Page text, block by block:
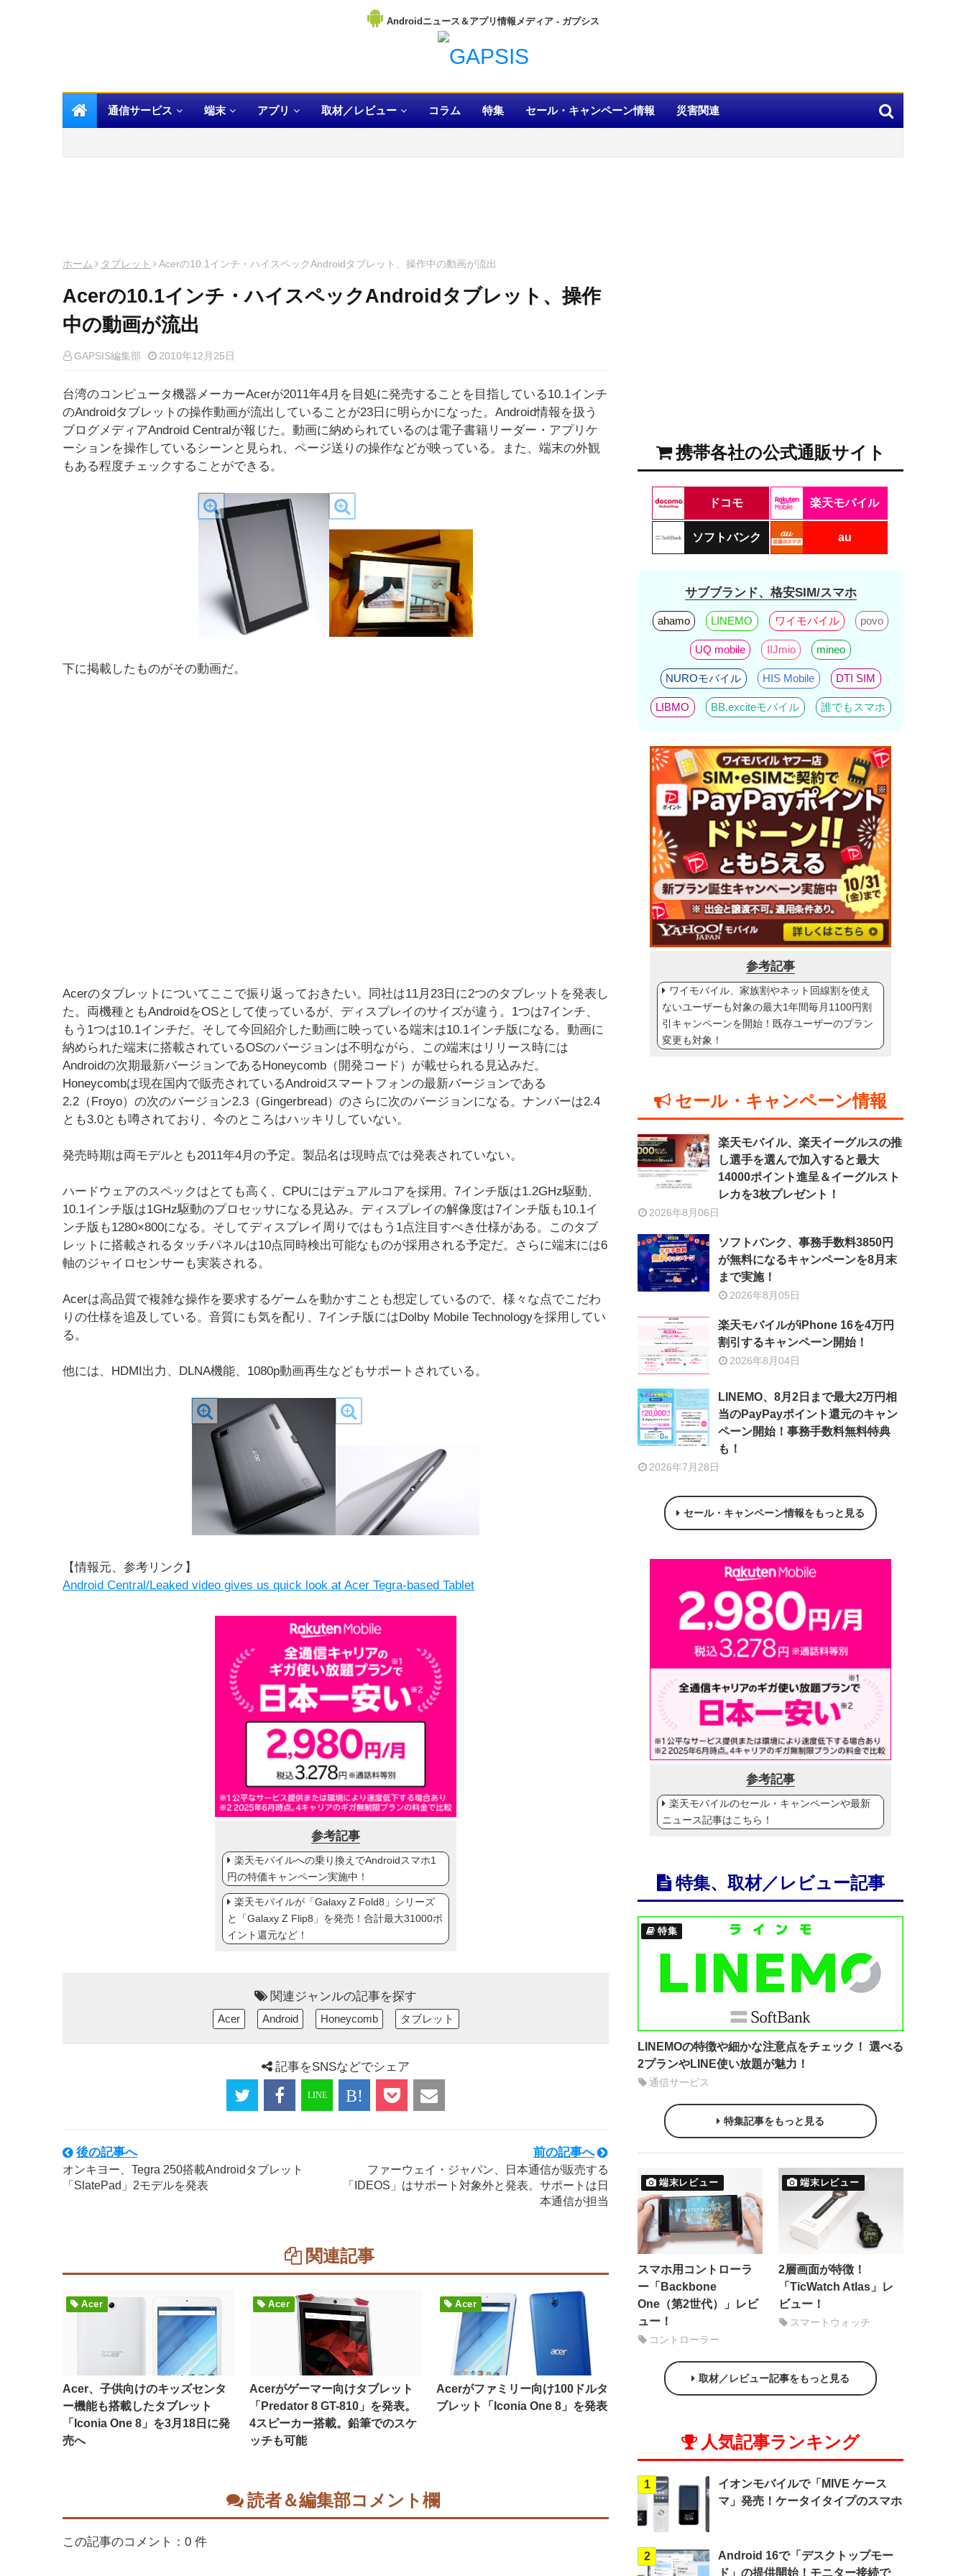
Androidニュース＆アプリ情報メディア
通信サービス 端末 アプリ 取材／レビュー コラム 特集 セール・キャンペーン情報 災害関連
ホーム タブレット Acerの10.1インチ・ハイスペックAndroidタブレット、操作中の動画が流出
Acerの10.1インチ・ハイスペックAndroidタブレット、操作
中の動画が流出
GAPSIS編集部 2010年12月25日
台湾のコンピュータ機器メーカーAcerが2011年4月を目処に発売することを目指している10.1インチ
のAndroidタブレットの操作動画が流出していることが23日に明らかになった。Android情報を扱う
ブログメディアAndroid Centralが報じた。動画に納められているのは電子書籍リーダー・アプリケ
ーションを操作しているシーンと見られ、ページ送りの操作などが映っている。また、端末の外観
もある程度チェックすることができる。
下に掲載したものがその動画だ。
Acerのタブレットについてここで振り返っておきたい。同社は11月23日に2つのタブレットを発表し
た。両機種ともAndroidをOSとして使っているが、ディスプレイのサイズが違う。1つは7インチ、
もう1つは10.1インチだ。そして今回紹介した動画に映っている端末は10.1インチ版になる。動画に
納められた端末に搭載されているOSのバージョンは不明ながら、この端末はリリース時には
Androidの次期最新バージョンであるHoneycomb（開発コード）が載せられる見込みだ。
Honeycombは現在国内で販売されているAndroidスマートフォンの最新バージョンである
2.2（Froyo）の次のバージョン2.3（Gingerbread）のさらに次のバージョンになる。ナンバーは2.4
とも3.0とも噂されており、今のところはハッキリしていない。
発売時期は両モデルとも2011年4月の予定。製品名は現時点では発表されていない。
ハードウェアのスペックはとても高く、CPUにはデュアルコアを採用。7インチ版は1.2GHz駆動、
10.1インチ版は1GHz駆動のプロセッサになる見込み。ディスプレイの解像度は7インチ版も10.1イ
ンチ版も1280×800になる。そしてディスプレイ周りではもう1点注目すべき仕様がある。このタブ
レットに搭載されるタッチパネルは10点同時検出可能なものが採用される予定だ。さらに端末には6
軸のジャイロセンサーも実装される。
Acerは高品質で複雑な操作を要求するゲームを動かすことも想定しているので、様々な点でこだわ
りの仕様を追及している。音質にも気を配り、7インチ版にはDolby Mobile Technologyを採用してい
る。
他には、HDMI出力、DLNA機能、1080p動画再生などもサポートされている。
【情報元、参考リンク】
Android Central/Leaked video gives us quick look at Acer Tegra-based Tablet
参考記事
楽天モバイルへの乗り換えでAndroidスマホ1
円の特価キャンペーン実施中！
楽天モバイルが「Galaxy Z Fold8」シリーズ
と「Galaxy Z Flip8」を発売！合計最大31000ポ
イント還元など！
関連ジャンルの記事を探す
Acer Android Honeycomb タブレット
記事をSNSなどでシェア
後の記事へ
オンキヨー、Tegra 250搭載Androidタブレット
「SlatePad」2モデルを発表
前の記事へ
ファーウェイ・ジャパン、日本通信が販売する
「IDEOS」はサポート対象外と発表。サポートは日
本通信が担当
関連記事
Acer
Acer、子供向けのキッズセンタ
ー機能も搭載したタブレット
「Iconia One 8」を3月18日に発
売へ
Acer
Acerがゲーマー向けタブレット
「Predator 8 GT-810」を発表。
4スピーカー搭載。鉛筆でのスケ
ッチも可能
Acer
Acerがファミリー向け100ドルタ
ブレット「Iconia One 8」を発表
読者＆編集部コメント欄
この記事のコメント：0 件
携帯各社の公式通販サイト
ドコモ 楽天モバイル
ソフトバンク au
サブブランド、格安SIM/スマホ
ahamo LINEMO ワイモバイル povo
UQ mobile IIJmio mineo
NUROモバイル HIS Mobile DTI SIM
LIBMO BB.exciteモバイル 誰でもスマホ
参考記事
ワイモバイル、家族割やネット回線割を使え
ないユーザーも対象の最大1年間毎月1100円割
引キャンペーンを開始！既存ユーザーのプラン
変更も対象！
セール・キャンペーン情報
楽天モバイル、楽天イーグルスの推
し選手を選んで加入すると最大
14000ポイント進呈＆イーグルスト
レカを3枚プレゼント！
2026年8月06日
ソフトバンク、事務手数料3850円
が無料になるキャンペーンを8月末
まで実施！
2026年8月05日
楽天モバイルがiPhone 16を4万円
割引するキャンペーン開始！
2026年8月04日
LINEMO、8月2日まで最大2万円相
当のPayPayポイント還元のキャン
ペーン開始！事務手数料無料特典
も！
2026年7月28日
セール・キャンペーン情報をもっと見る
参考記事
楽天モバイルのセール・キャンペーンや最新
ニュース記事はこちら！
特集、取材／レビュー記事
特集
LINEMOの特徴や細かな注意点をチェック！ 選べる
2プランやLINE使い放題が魅力！
通信サービス
特集記事をもっと見る
端末レビュー
スマホ用コントローラ
ー「Backbone
One（第2世代）」レビ
ュー！
コントローラー
端末レビュー
2層画面が特徴！
「TicWatch Atlas」レ
ビュー！
スマートウォッチ
取材／レビュー記事をもっと見る
人気記事ランキング
1
イオンモバイルで「MIVE ケース
マ」発売！ケータイタイプのスマホ
2
Android 16で「デスクトップモー
ド」の提供開始！モニター接続で